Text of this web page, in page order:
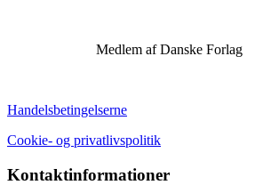
Medlem af Danske Forlag
Handelsbetingelserne
Cookie- og privatlivspolitik
Kontaktinformationer